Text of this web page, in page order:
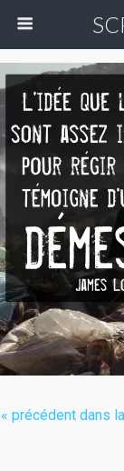
« précédent dans